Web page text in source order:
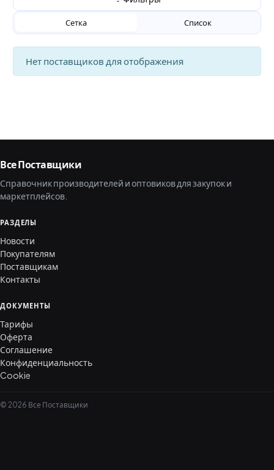
Сетка Список
Нет поставщиков для отображения
Все Поставщики
Справочник производителей и оптовиков для закупок и
маркетплейсов.
РАЗДЕЛЫ
Новости
Покупателям
Поставщикам
Контакты
ДОКУМЕНТЫ
Тарифы
Оферта
Соглашение
Конфиденциальность
Cookie
© 2026 Все Поставщики